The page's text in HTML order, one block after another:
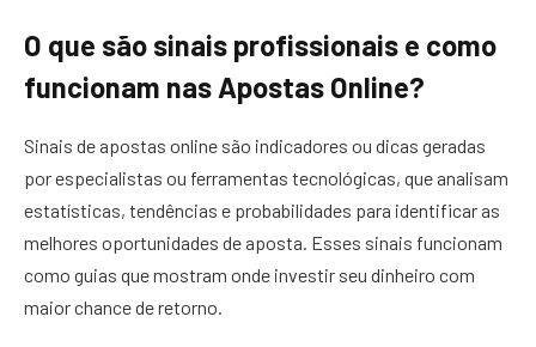
O que são sinais profissionais e como
funcionam nas Apostas Online?
Sinais de apostas online são indicadores ou dicas geradas
por especialistas ou ferramentas tecnológicas, que analisam
estatísticas, tendências e probabilidades para identificar as
melhores oportunidades de aposta. Esses sinais funcionam
como guias que mostram onde investir seu dinheiro com
maior chance de retorno.